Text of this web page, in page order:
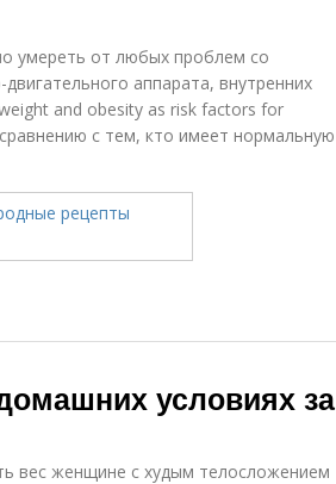
умереть от любых проблем со
аппарата, внутренних
and obesity as risk factors for
с тем, кто имеет нормальную
условиях за
вес женщине с худым телосложением